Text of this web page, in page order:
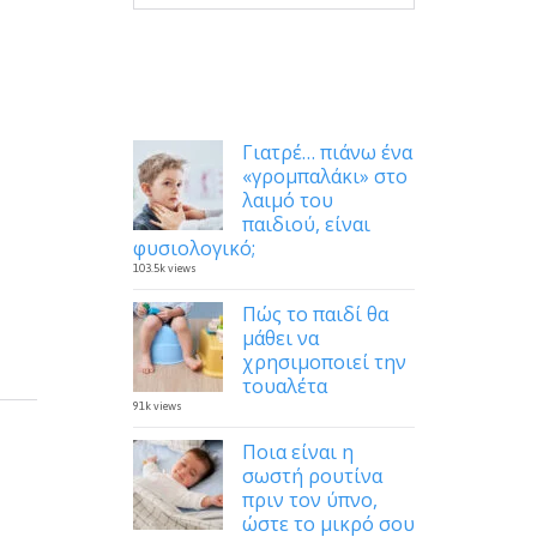
Γιατρέ… πιάνω ένα
«γρομπαλάκι» στο
λαιμό του
παιδιού, είναι
φυσιολογικό;
103.5k views
Πώς το παιδί θα
μάθει να
χρησιμοποιεί την
τουαλέτα
91k views
Ποια είναι η
σωστή ρουτίνα
πριν τον ύπνο,
ώστε το μικρό σου